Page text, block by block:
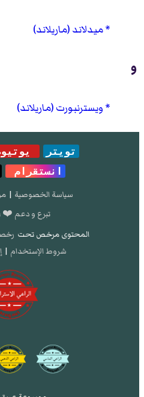
ميدلاند (ماريلاند)
و
ويسترنبورت (ماريلاند)
تويتر
انستقرام
سياسة الخصوصية |
تبرع و دعم ❤️ donation
المحتوى مرخص تحت
شروط الإستخدام |